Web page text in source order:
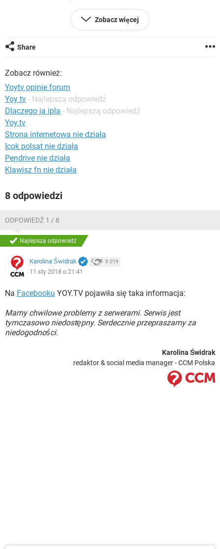
Sprawdź serwer proxy i zaporę sieciową
Jestem wściekła i czuję się oszukana.
Czy ktoś mi może to wytłumaczyć?
Zobacz więcej
Share
Zobacz również:
Yoytv opinie forum
Yoy tv - Najlepszą odpowiedź
Dlaczego ja ipla - Najlepszą odpowiedź
Yoy.tv
Strona internetowa nie działa
Icok polsat nie działa
Pendrive nie działa
Klawisz fn nie działa
8 odpowiedzi
ODPOWIEDŹ 1 / 8
Najlepsza odpowiedź
Karolina Świdrak 9 019
11 sty 2018 o 21:41
Na Facebooku YOY.TV pojawiła się taka informacja:
Mamy chwilowe problemy z serwerami. Serwis jest
tymczasowo niedostępny. Serdecznie przepraszamy za
niedogodności.
Karolina Świdrak
redaktor & social media manager - CCM Polska